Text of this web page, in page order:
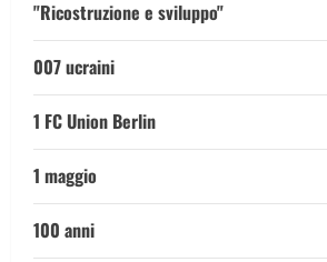
"Ricostruzione e sviluppo"
007 ucraini
1 FC Union Berlin
1 maggio
100 anni